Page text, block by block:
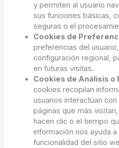
y permiten al usuario
sus funciones básicas,
seguras o el
Cookies de
preferencias del
configuración regional,
en futuras visitas.
Cookies de Análisis o
cookies recopilan
usuarios interactúan
páginas que más
hacen clic o el tiempo
información nos ayuda
funcionalidad del sitio